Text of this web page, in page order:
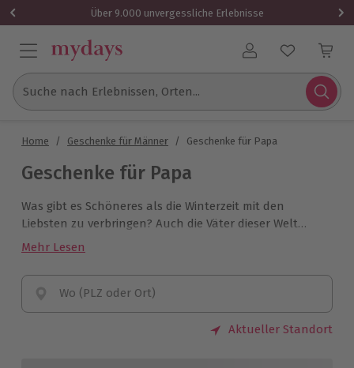
Über 9.000 unvergessliche Erlebnisse
Benutzerkonto
Suche nach Erlebnissen, Orten...
Home / Geschenke für Männer / Geschenke für Papa
Geschenke für Papa
Was gibt es Schöneres als die Winterzeit mit den
Liebsten zu verbringen? Auch die Väter dieser Welt
freuen sich über Zeit mit ihren Liebsten! Das macht
Papa. Ob Wellness in der Wintertherme oder Action auf
der Skipiste: Nehmt Euch die Zeit für eindrucksvolle
Stunden im vertrauten Kreis und schenkt Papa
unvergessliche Erinnerungen, die auch Ihr danach mit
Mehr Lesen
Wo (PLZ oder Ort)
Aktueller Standort